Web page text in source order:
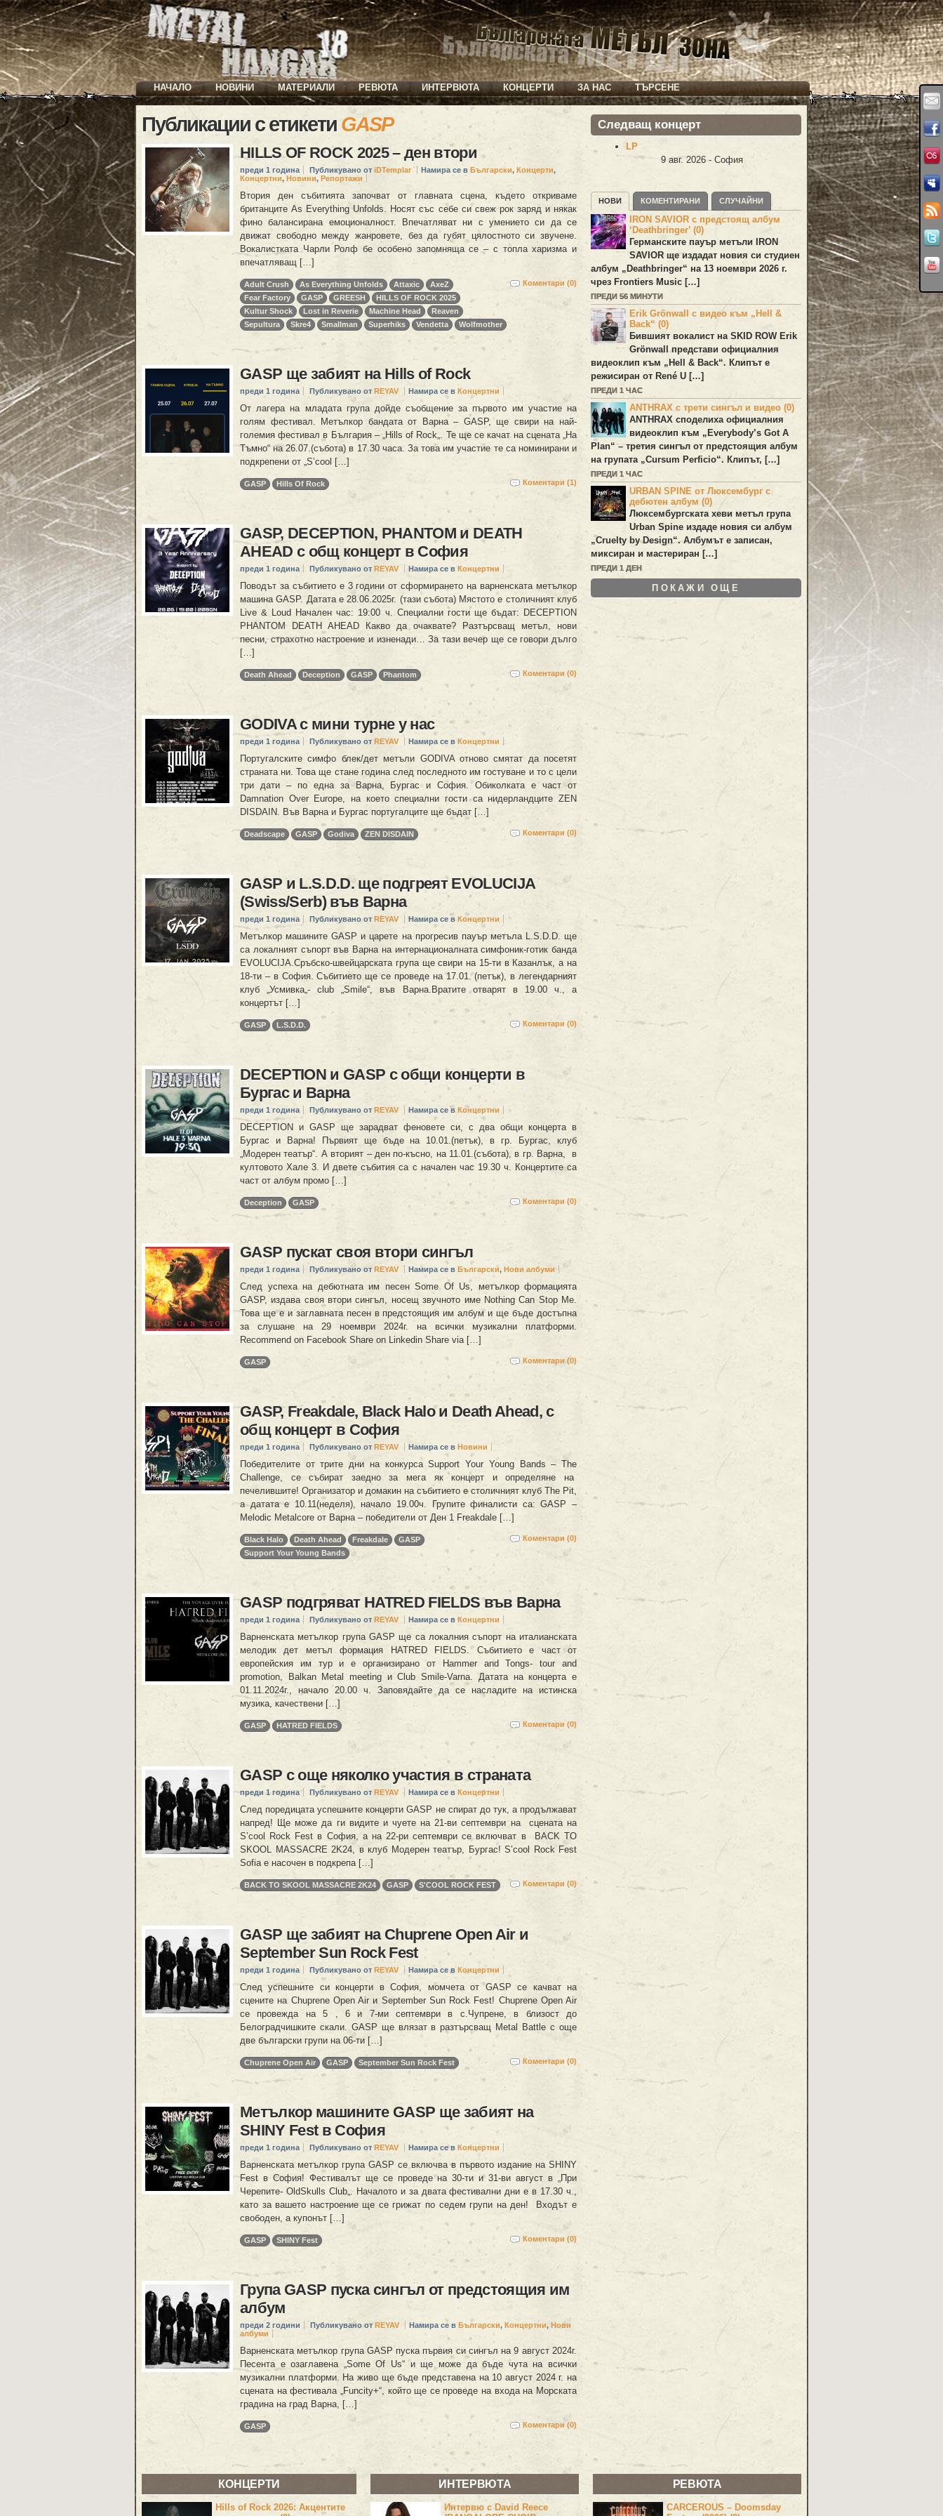
НАЧАЛО НОВИНИ МАТЕРИАЛИ РЕВЮТА ИНТЕРВЮТА КОНЦЕРТИ ЗА НАС ТЪРСЕНЕ
Публикации с етикетиGASP
HILLS OF ROCK 2025 – ден втори
преди 1 година Публикувано от iDTemplar Намира се в Български, Концерти,
Концертни, Новини, Репортажи
Втория ден събитията започват от главната сцена, където откриваме
британците As Everything Unfolds. Носят със себе си свеж рок заряд и някак
фино балансирана емоционалност. Впечатляват ни с умението си да се
движат свободно между жанровете, без да губят цялостното си звучене.
Вокалистката Чарли Ролф бе особено запомняща се – с топла харизма и
впечатляващ […]
Коментари (0)
Adult Crush As Everything Unfolds Attaxic
AxeZ
Fear Factory
GASP GREESH
HILLS OF ROCK 2025
Kultur Shock
Lost in Reverie Machine Head
Reaven
Sepultura
Skre4 Smallman Superhiks Vendetta Wolfmother
GASP ще забият на Hills of Rock
преди 1 година Публикувано от REYAV Намира се в Концертни
От лагера на младата група дойде съобщение за първото им участие на
голям фестивал. Метълкор бандата от Варна – GASP, ще свири на най-
големия фестивал в България – „Hills of Rock„. Те ще се качат на сцената „На
Тъмно“ на 26.07.(събота) в 17.30 часа. За това им участие те са номинирани и
подкрепени от „S’cool […]
Коментари (1)
GASP Hills Of Rock
GASP, DECEPTION, PHANTOM и DEATH
AHEAD с общ концерт в София
преди 1 година Публикувано от REYAV Намира се в Концертни
Поводът за събитието е 3 години от сформирането на варненската метълкор
машина GASP. Датата е 28.06.2025г. (тази събота) Мястото е столичният клуб
Live & Loud Начален час: 19:00 ч. Специални гости ще бъдат: DECEPTION
PHANTOM DEATH AHEAD Какво да очаквате? Разтърсващ метъл, нови
песни, страхотно настроение и изненади… За тази вечер ще се говори дълго
[…]
Коментари (0)
Death Ahead Deception GASP Phantom
GODIVA с мини турне у нас
преди 1 година Публикувано от REYAV Намира се в Концертни
Португалските симфо блек/дет метъли GODIVA отново смятат да посетят
страната ни. Това ще стане година след последното им гостуване и то с цели
три дати – по една за Варна, Бургас и София. Обиколката е част от
Damnation Over Europe, на което специални гости са нидерландците ZEN
DISDAIN. Във Варна и Бургас португалците ще бъдат […]
Коментари (0)
Deadscape GASP Godiva ZEN DISDAIN
GASP и L.S.D.D. ще подгреят EVOLUCIJA
(Swiss/Serb) във Варна
преди 1 година Публикувано от REYAV Намира се в Концертни
Метълкор машините GASP и царете на прогресив пауър метъла L.S.D.D. ще
са локалният съпорт във Варна на интернационалната симфоник-готик банда
EVOLUCIJA.Сръбско-швейцарската група ще свири на 15-ти в Казанлък, а на
18-ти – в София. Събитието ще се проведе на 17.01. (петък), в легендарният
клуб „Усмивка„- club „Smile“, във Варна.Вратите отварят в 19.00 ч., а
концертът […]
Коментари (0)
GASP L.S.D.D.
DECEPTION и GASP с общи концерти в
Бургас и Варна
преди 1 година Публикувано от REYAV Намира се в Концертни
DECEPTION и GASP ще зарадват феновете си, с два общи концерта в
Бургас и Варна! Първият ще бъде на 10.01.(петък), в гр. Бургас, клуб
„Модерен театър“. А вторият – ден по-късно, на 11.01.(събота), в гр. Варна, в
култовото Хале 3. И двете събития са с начален час 19.30 ч. Концертите са
част от албум промо […]
Коментари (0)
Deception GASP
GASP пускат своя втори сингъл
преди 1 година Публикувано от REYAV Намира се в Български, Нови албуми
След успеха на дебютната им песен Some Of Us, метълкор формацията
GASP, издава своя втори сингъл, носещ звучното име Nothing Can Stop Me.
Това ще е и заглавната песен в предстоящия им албум и ще бъде достъпна
за слушане на 29 ноември 2024г. на всички музикални платформи.
Recommend on Facebook Share on Linkedin Share via […]
Коментари (0)
GASP
GASP, Freakdale, Black Halo и Death Ahead, с
общ концерт в София
преди 1 година Публикувано от REYAV Намира се в Новини
Победителите от трите дни на конкурса Support Your Young Bands – The
Challenge, се събират заедно за мега як концерт и определяне на
печелившите! Организатор и домакин на събитието е столичният клуб The Pit,
а датата е 10.11(неделя), начало 19.00ч. Групите финалисти са: GASP –
Melodic Metalcore от Варна – победители от Ден 1 Freakdale […]
Коментари (0)
Black Halo Death Ahead Freakdale
GASP
Support Your Young Bands
GASP подгряват HATRED FIELDS във Варна
преди 1 година Публикувано от REYAV Намира се в Концертни
Варненската метълкор група GASP ще са локалния съпорт на италианската
мелодик дет метъл формация HATRED FIELDS. Събитието е част от
европейския им тур и е организирано от Hammer and Tongs- tour and
promotion, Balkan Metal meeting и Club Smile-Varna. Датата на концерта е
01.11.2024г., начало 20.00 ч. Заповядайте да се насладите на истинска
музика, качествени […]
Коментари (0)
GASP HATRED FIELDS
GASP с още няколко участия в страната
преди 1 година Публикувано от REYAV Намира се в Концертни
След поредицата успешните концерти GASP не спират до тук, а продължават
напред! Ще може да ги видите и чуете на 21-ви септември на сцената на
S’cool Rock Fest в София, а на 22-ри септември се включват в BACK TO
SKOOL MASSACRE 2K24, в клуб Модерен театър, Бургас! S’cool Rock Fest
Sofia е насочен в подкрепа […]
Коментари (0)
BACK TO SKOOL MASSACRE 2K24 GASP S'COOL ROCK FEST
GASP ще забият на Chuprene Open Air и
September Sun Rock Fest
преди 1 година Публикувано от REYAV Намира се в Концертни
След успешните си концерти в София, момчета от GASP се качват на
сцените на Chuprene Open Air и September Sun Rock Fest! Chuprene Open Air
се провежда на 5 , 6 и 7-ми септември в с.Чупрене, в близост до
Белоградчишките скали. GASP ще влязат в разтърсващ Metal Battle с още
две български групи на 06-ти […]
Коментари (0)
Chuprene Open Air GASP September Sun Rock Fest
Метълкор машините GASP ще забият на
SHINY Fest в София
преди 1 година Публикувано от REYAV Намира се в Концертни
Варненската метълкор група GASP се включва в първото издание на SHINY
Fest в София! Фестивалът ще се проведе на 30-ти и 31-ви август в „При
Черепите- OldSkulls Club„. Началото и за двата фестивални дни е в 17.30 ч.,
като за вашето настроение ще се грижат по седем групи на ден! Входът е
свободен, а купонът […]
Коментари (0)
GASP SHINY Fest
Група GASP пуска сингъл от предстоящия им
албум
преди 2 години Публикувано от REYAV Намира се в Български, Концертни, Нови
албуми
Варненската метълкор група GASP пуска първия си сингъл на 9 август 2024г.
Песента е озаглавена „Some Of Us“ и ще може да бъде чута на всички
музикални платформи. На живо ще бъде представена на 10 август 2024 г. на
сцената на фестивала „Funcity+“, който ще се проведе на входа на Морската
градина на град Варна, […]
Коментари (0)
GASP
Следващ концерт
LP
9 авг. 2026 - София
НОВИ КОМЕНТИРАНИ СЛУЧАЙНИ
IRON SAVIOR с предстоящ албум
‘Deathbringer’ (0)
Германските пауър метъли
IRON
SAVIOR ще издадат новия си студиен
албум „ Deathbringer“ на 13 ноември 2026 г.
чрез Frontiers Music […]
ПРЕДИ 56 МИНУТИ
Erik Grönwall с видео към „Hell &
Back“ (0)
Бившият вокалист на SKID ROW Erik
Grönwall представи официалния
видеоклип към „Hell & Back“. Клипът е
режисиран от René U […]
ПРЕДИ 1 ЧАС
ANTHRAX с трети сингъл и видео (0)
ANTHRAX споделиха официалния
видеоклип към „ Everybody’s Got A
Plan“ – третия сингъл от предстоящия албум
на групата „Cursum Perficio“. Клипът, […]
ПРЕДИ 1 ЧАС
URBAN SPINE от Люксембург с
дебютен албум (0)
Люксембургската хеви метъл група
Urban Spine издаде новия си албум
„Cruelty by Design“. Албумът е записан,
миксиран и мастериран […]
ПРЕДИ 1 ДЕН
ПОКАЖИ ОЩЕ
КОНЦЕРТИ
Hills of Rock 2026: Акцентите
ИНТЕРВЮТА
Интервю с David Reece
РЕВЮТА
CARCEROUS – Doomsday